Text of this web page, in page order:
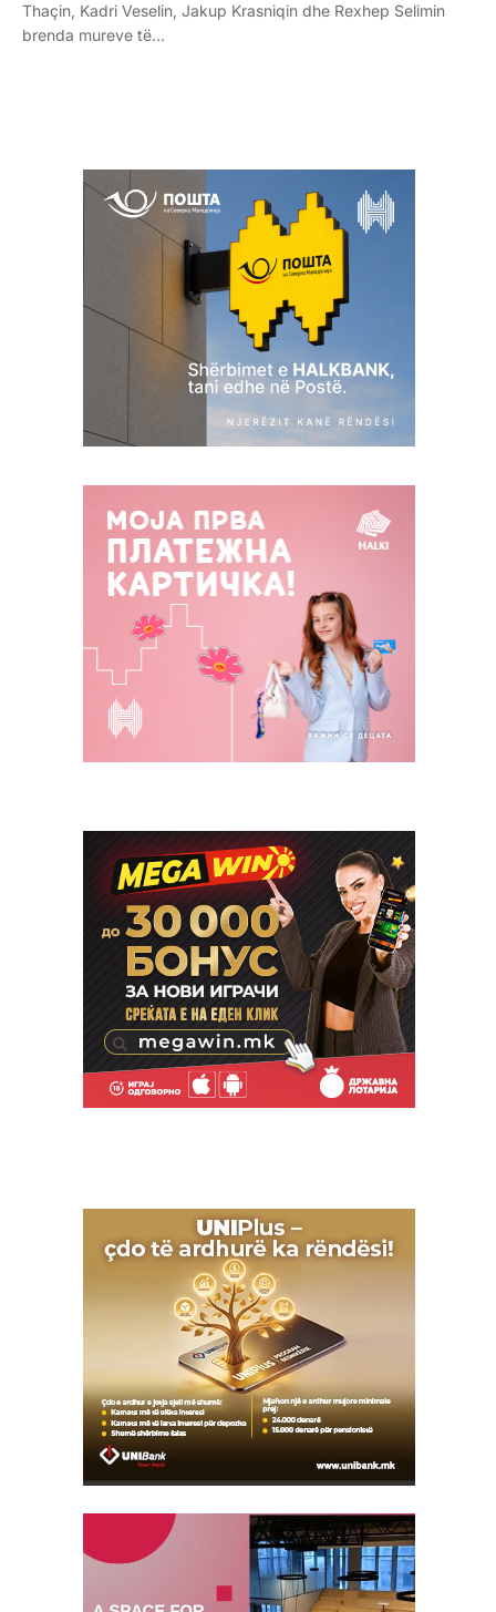
Thaçin, Kadri Veselin, Jakup Krasniqin dhe Rexhep Selimin
brenda mureve të…